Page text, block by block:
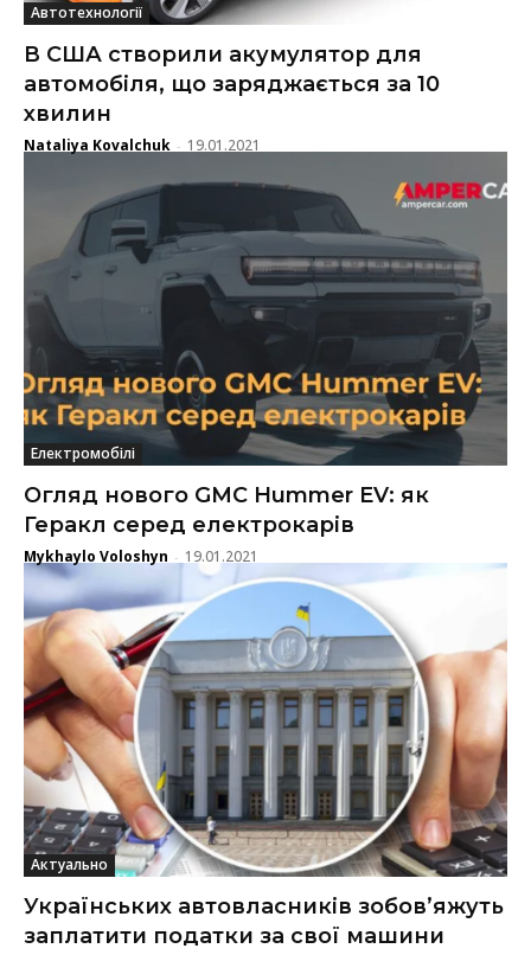
Автотехнології
В США створили акумулятор для
автомобіля, що заряджається за 10
хвилин
Nataliya Kovalchuk - 19.01.2021
Електромобілі
Огляд нового GMC Hummer EV: як
Геракл серед електрокарів
Mykhaylo Voloshyn - 19.01.2021
Актуально
Українських автовласників зобов’яжуть
заплатити податки за свої машини